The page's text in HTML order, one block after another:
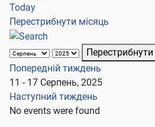
Today
Перестрибнути місяць
Попередній тиждень
11 - 17 Серпень, 2025
Наступний тиждень
No events were found